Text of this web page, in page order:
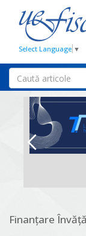
Select Language ▼
Finanțare